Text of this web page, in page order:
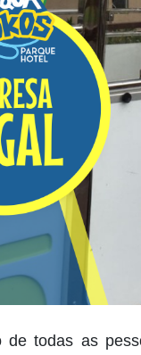
todas as